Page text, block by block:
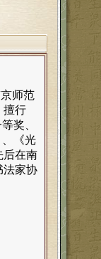
师范
擅行
奖、
《光
后在南
法家协